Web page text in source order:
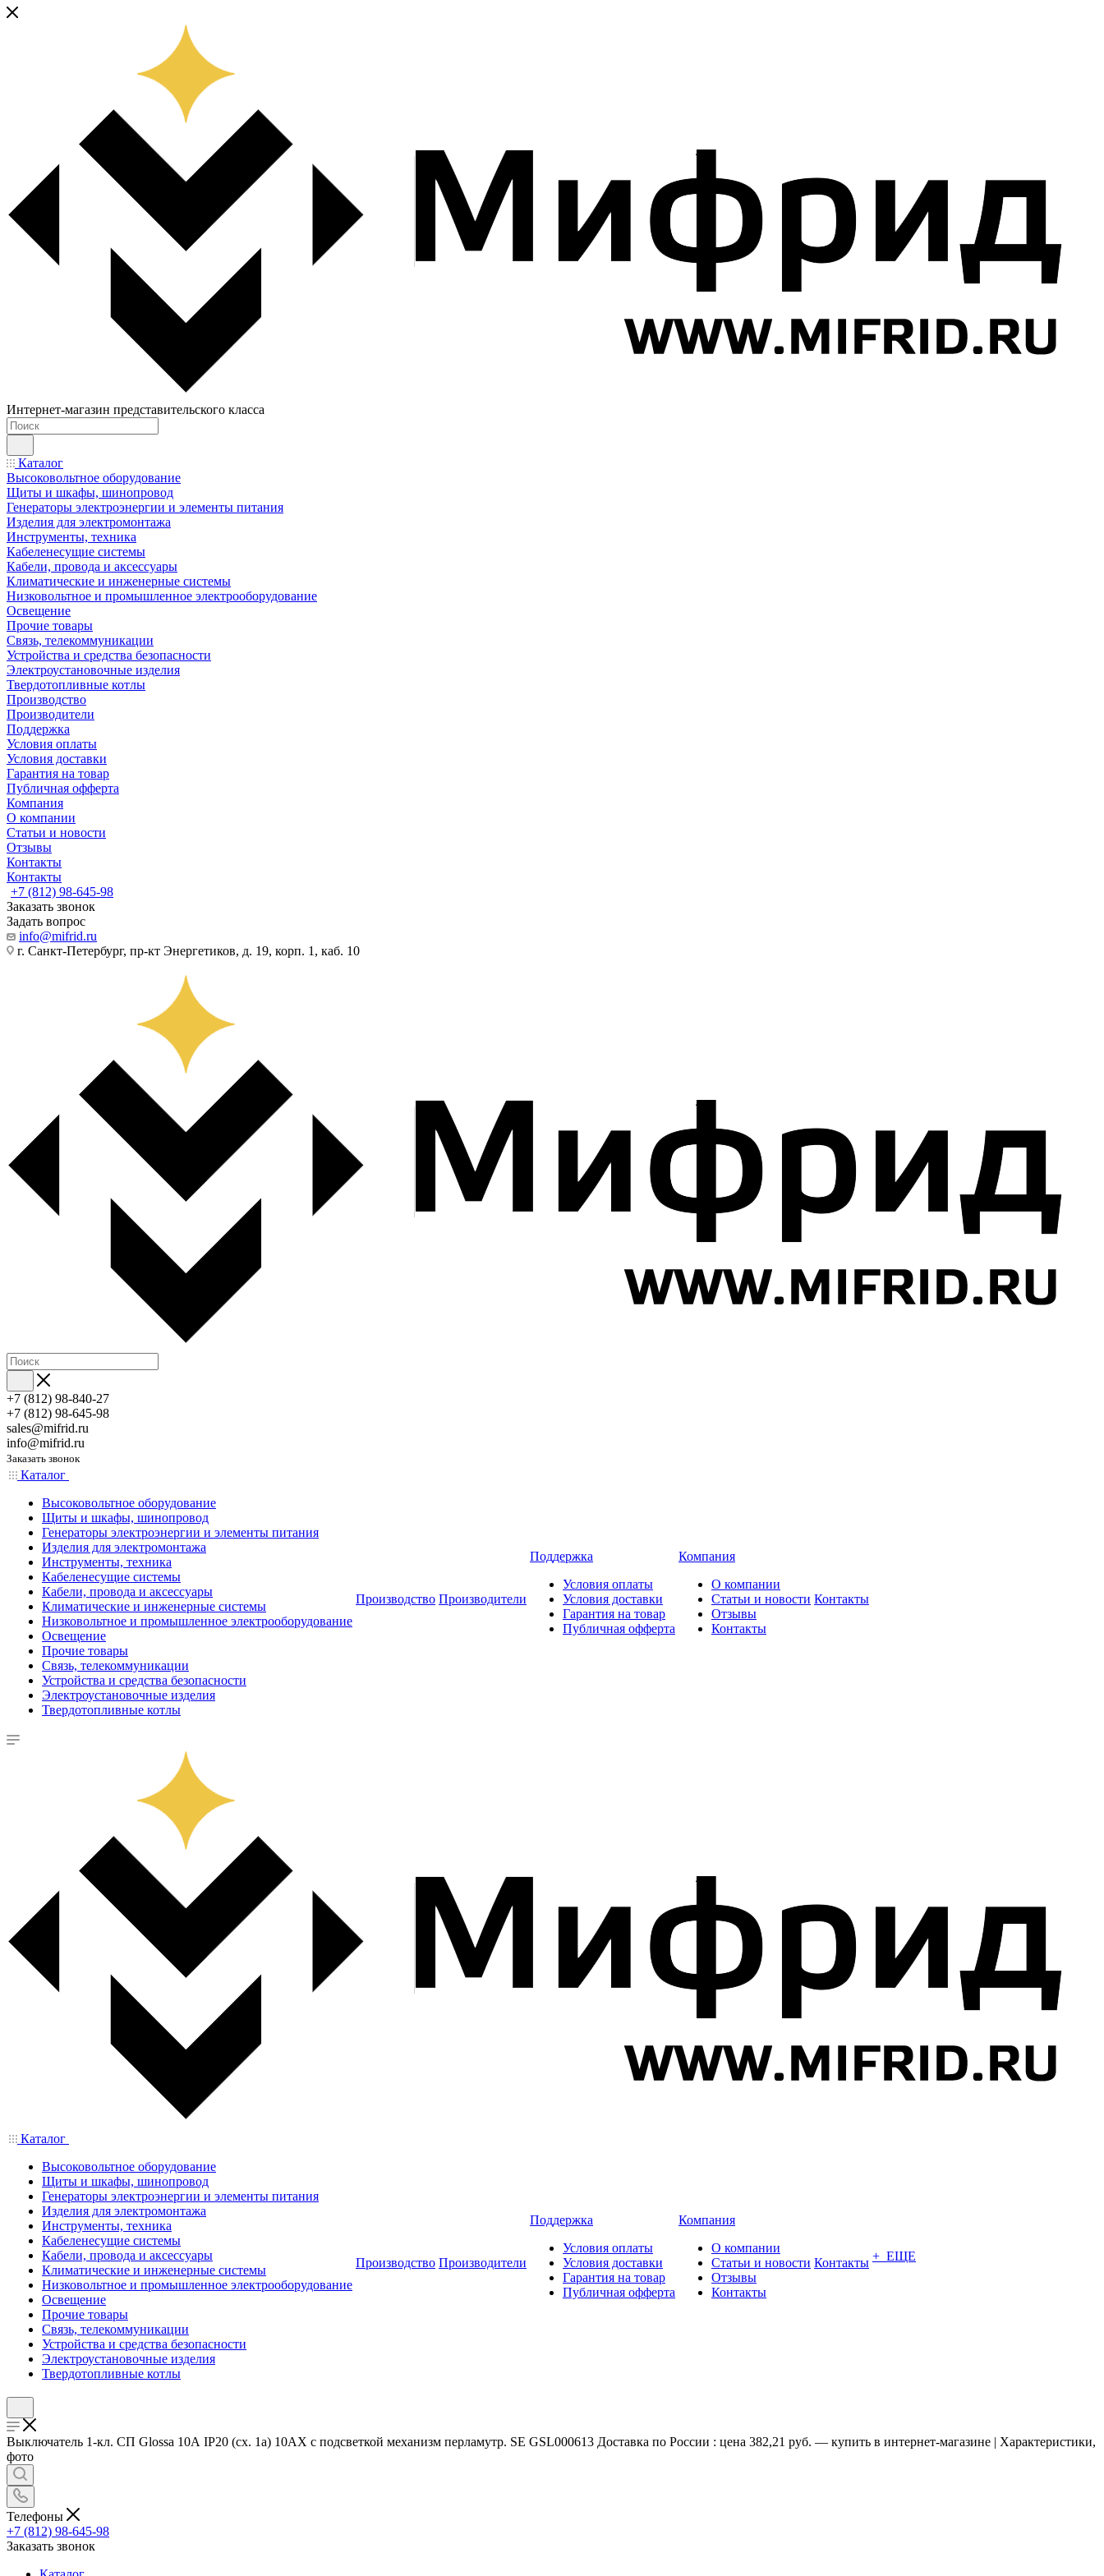
Интернет-магазин представительского класса
Каталог
Высоковольтное оборудование
Щиты и шкафы, шинопровод
Генераторы электроэнергии и элементы питания
Изделия для электромонтажа
Инструменты, техника
Кабеленесущие системы
Кабели, провода и аксессуары
Климатические и инженерные системы
Низковольтное и промышленное электрооборудование
Освещение
Прочие товары
Связь, телекоммуникации
Устройства и средства безопасности
Электроустановочные изделия
Твердотопливные котлы
Производство
Производители
Поддержка
Условия оплаты
Условия доставки
Гарантия на товар
Публичная офферта
Компания
О компании
Статьи и новости
Отзывы
Контакты
Контакты
+7 (812) 98-645-98
Заказать звонок
Задать вопрос
info@mifrid.ru
г. Санкт-Петербург, пр-кт Энергетиков, д. 19, корп. 1, каб. 10
+7 (812) 98-840-27
+7 (812) 98-645-98
sales@mifrid.ru
info@mifrid.ru
Заказать звонок
Каталог
Высоковольтное оборудование
Щиты и шкафы, шинопровод
Генераторы электроэнергии и элементы питания
Изделия для электромонтажа
Инструменты, техника
Кабеленесущие системы
Кабели, провода и аксессуары
Климатические и инженерные системы
Низковольтное и промышленное электрооборудование
Освещение
Прочие товары
Связь, телекоммуникации
Устройства и средства безопасности
Электроустановочные изделия
Твердотопливные котлы
Производство Производители
Поддержка
Условия оплаты
Условия доставки
Гарантия на товар
Публичная офферта
Компания
О компании
Статьи и новости
Отзывы
Контакты
Контакты
Каталог
Высоковольтное оборудование
Щиты и шкафы, шинопровод
Генераторы электроэнергии и элементы питания
Изделия для электромонтажа
Инструменты, техника
Кабеленесущие системы
Кабели, провода и аксессуары
Климатические и инженерные системы
Низковольтное и промышленное электрооборудование
Освещение
Прочие товары
Связь, телекоммуникации
Устройства и средства безопасности
Электроустановочные изделия
Твердотопливные котлы
Производство Производители
Поддержка
Условия оплаты
Условия доставки
Гарантия на товар
Публичная офферта
Компания
О компании
Статьи и новости
Отзывы
Контакты
Контакты + ЕЩЕ
Выключатель 1-кл. СП Glossa 10А IP20 (сх. 1а) 10AX с подсветкой механизм перламутр. SE GSL000613 Доставка по России : цена 382,21 руб. — купить в интернет-магазине | Характеристики,
фото
Телефоны
+7 (812) 98-645-98
Заказать звонок